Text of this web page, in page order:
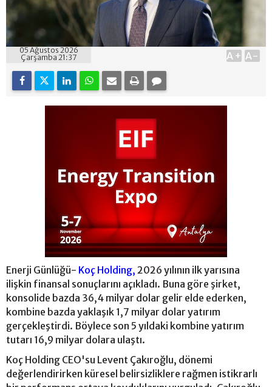
05 Ağustos 2026
Çarşamba 21:37
A+ A-
Enerji Günlüğü- Koç Holding, 2026 yılının ilk yarısına
ilişkin finansal sonuçlarını açıkladı. Buna göre şirket,
konsolide bazda 36,4 milyar dolar gelir elde ederken,
kombine bazda yaklaşık 1,7 milyar dolar yatırım
gerçekleştirdi. Böylece son 5 yıldaki kombine yatırım
tutarı 16,9 milyar dolara ulaştı.
Koç Holding CEO'su Levent Çakıroğlu, dönemi
değerlendirirken küresel belirsizliklere rağmen istikrarlı